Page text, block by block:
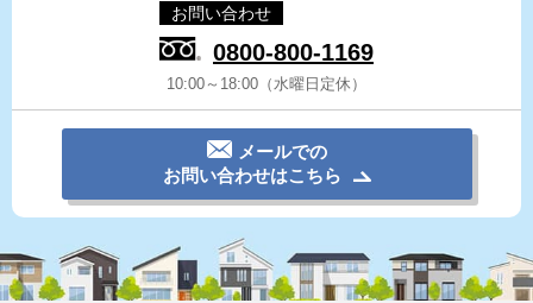
お問い合わせ
0800-800-1169
10:00～18:00（水曜日定休）
メールでの
お問い合わせはこちら